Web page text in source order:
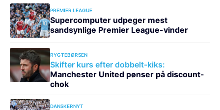
PREMIER LEAGUE
Supercomputer udpeger mest
sandsynlige Premier League-vinder
RYGTEBØRSEN
Skifter kurs efter dobbelt-kiks:
Manchester United pønser på discount-
chok
DANSKERNYT